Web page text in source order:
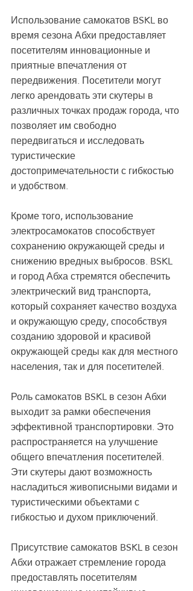
Использование самокатов BSKL во
время сезона Абхи предоставляет
посетителям инновационные и
приятные впечатления от
передвижения. Посетители могут
легко арендовать эти скутеры в
различных точках продаж города, что
позволяет им свободно
передвигаться и исследовать
туристические
достопримечательности с гибкостью
и удобством.
Кроме того, использование
электросамокатов способствует
сохранению окружающей среды и
снижению вредных выбросов. BSKL
и город Абха стремятся обеспечить
электрический вид транспорта,
который сохраняет качество воздуха
и окружающую среду, способствуя
созданию здоровой и красивой
окружающей среды как для местного
населения, так и для посетителей.
Роль самокатов BSKL в сезон Абхи
выходит за рамки обеспечения
эффективной транспортировки. Это
распространяется на улучшение
общего впечатления посетителей.
Эти скутеры дают возможность
насладиться живописными видами и
туристическими объектами с
гибкостью и духом приключений.
Присутствие самокатов BSKL в сезон
Абхи отражает стремление города
предоставлять посетителям